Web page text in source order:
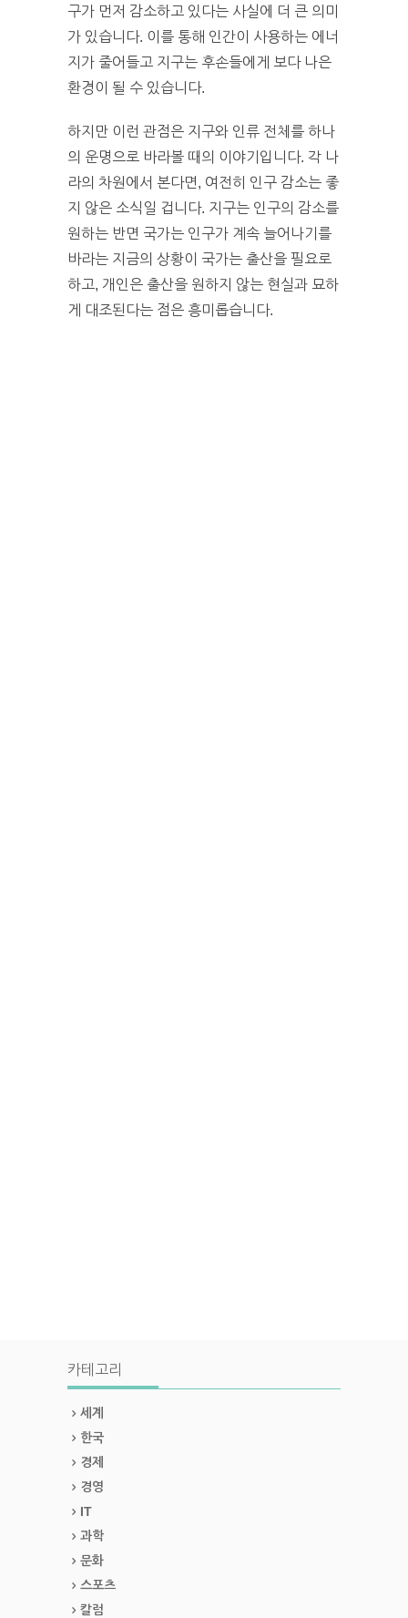
구가 먼저 감소하고 있다는 사실에 더 큰 의미
가 있습니다. 이를 통해 인간이 사용하는 에너
지가 줄어들고 지구는 후손들에게 보다 나은
환경이 될 수 있습니다.
하지만 이런 관점은 지구와 인류 전체를 하나
의 운명으로 바라볼 때의 이야기입니다. 각 나
라의 차원에서 본다면, 여전히 인구 감소는 좋
지 않은 소식일 겁니다. 지구는 인구의 감소를
원하는 반면 국가는 인구가 계속 늘어나기를
바라는 지금의 상황이 국가는 출산을 필요로
하고, 개인은 출산을 원하지 않는 현실과 묘하
게 대조된다는 점은 흥미롭습니다.
카테고리
세계
한국
경제
경영
IT
과학
문화
스포츠
칼럼